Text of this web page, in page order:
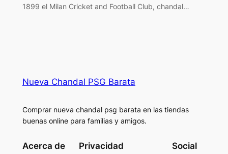
1899 el Milan Cricket and Football Club, chandal…
Nueva Chandal PSG Barata
Comprar nueva chandal psg barata en las tiendas
buenas online para familias y amigos.
Acerca de Privacidad Social